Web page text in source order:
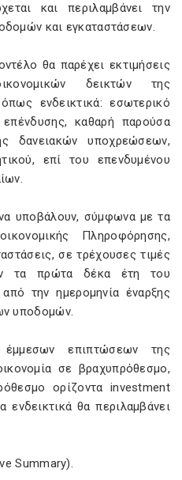
και περιλαμβάνει την
και εγκαταστάσεων.
θα παρέχει εκτιμήσεις
δεικτών της
ενδεικτικά: εσωτερικό
καθαρή παρούσα
δανειακών υποχρεώσεων,
επί του επενδυμένου
υποβάλουν, σύμφωνα με τα
Πληροφόρησης,
σε τρέχουσες τιμές
τα πρώτα δέκα έτη του
την ημερομηνία έναρξης
υποδομών.
επιπτώσεων της
σε βραχυπρόθεσμο,
ορίζοντα investment
θα περιλαμβάνει
Summary).